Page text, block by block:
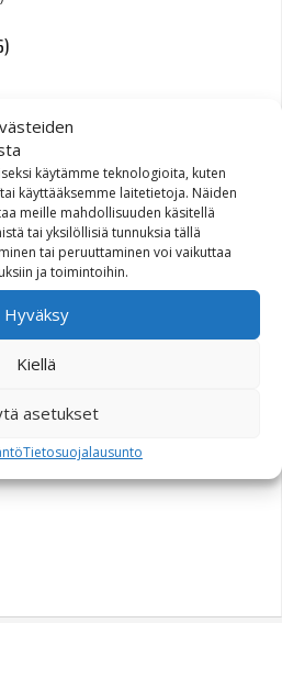
käytämme teknologioita, kuten
käyttääksemme laitetietoja. Näiden
meille mahdollisuuden käsitellä
tai yksilöllisiä tunnuksia tällä
tai peruuttaminen voi vaikuttaa
ja toimintoihin.
Hyväksy
Kiellä
asetukset
Tietosuojalausunto